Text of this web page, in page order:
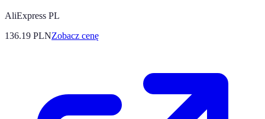
AliExpress PL
136.19 PLNZobacz cenę